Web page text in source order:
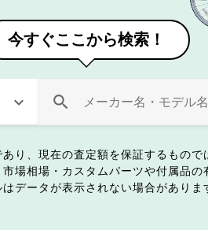
今すぐここから検索！
り、現在の査定額を保証するもので
場相場・カスタムパーツや付属品の
データが表示されない場合がありま